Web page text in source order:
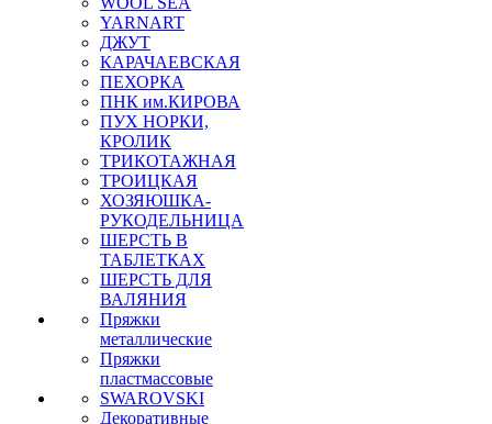
YARNART
ДЖУТ
КАРАЧАЕВСКАЯ
ПЕХОРКА
ПНК им.КИРОВА
ПУХ НОРКИ,
КРОЛИК
ТРИКОТАЖНАЯ
ТРОИЦКАЯ
ХОЗЯЮШКА-
РУКОДЕЛЬНИЦА
ШЕРСТЬ В
ТАБЛЕТКАХ
ШЕРСТЬ ДЛЯ
ВАЛЯНИЯ
Пряжки
металлические
Пряжки
пластмассовые
SWAROVSKI
Декоративные